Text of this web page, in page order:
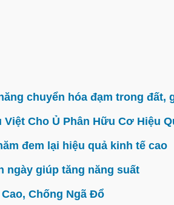
chuyển hóa đạm trong
Cho Ủ Phân Hữu Cơ Hiệu
đem lại hiệu quả kinh tế cao
ngày giúp tăng năng suất
Chống Ngã Đổ